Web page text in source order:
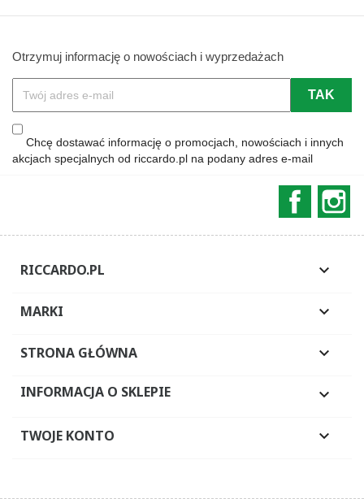
Otrzymuj informację o nowościach i wyprzedażach
Chcę dostawać informację o promocjach, nowościach i innych
akcjach specjalnych od riccardo.pl na podany adres e-mail
RICCARDO.PL 
MARKI 
STRONA GŁÓWNA 
INFORMACJA O SKLEPIE 
TWOJE KONTO 